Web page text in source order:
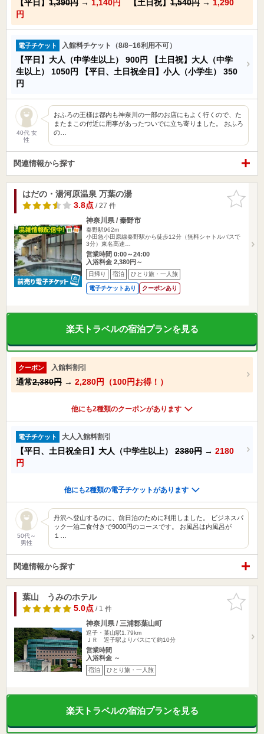
【平日】 1,390円 → 1,140円 【土日祝】 1,540円 → 1,290
円
電子チケット 入館料チケット（8/8~16利用不可）
【平日】大人（中学生以上） 900円
【土日祝】大人（中学
生以上） 1050円 【平日、土日祝全日】小人（小学生） 350
円
40代 女
性
おふろの王様は都内も神奈川の一部のお店にもよく行くので、た
またまこの付近に用事があったついでに立ち寄りました。 おふろ
の…
関連情報から探す
お気に入
りに追加
はだの・湯河原温泉 万葉の湯
3.8点/ 27 件
神奈川県 / 秦野市
秦野駅962m
小田急小田原線秦野駅から徒歩12分（無料シャトルバスで
3分）東名高速…
営業時間 0:00～24:00
入浴料金 2,380円～
日帰り 宿泊 ひとり旅・一人旅
電子チケットあり クーポンあり
楽天トラベルの宿泊プランを見る
クーポン 入館料割引
通常2,380円 → 2,280円（100円お得！）
他にも2種類のクーポンがあります
電子チケット 大人入館料割引
【平日、土日祝全日】大人（中学生以上） 2380円 → 2180
円
他にも2種類の電子チケットがあります
50代～
男性
丹沢へ登山するのに、前日泊のために利用しました。 ビジネスパ
ック一泊二食付きで9000円のコースです。 お風呂は内風呂が
１…
関連情報から探す
お気に入
りに追加
葉山 うみのホテル
5.0点/ 1 件
神奈川県 / 三浦郡葉山町
逗子・葉山駅1.79km
ＪＲ 逗子駅よりバスにて約10分
営業時間
入浴料金 ～
宿泊 ひとり旅・一人旅
楽天トラベルの宿泊プランを見る